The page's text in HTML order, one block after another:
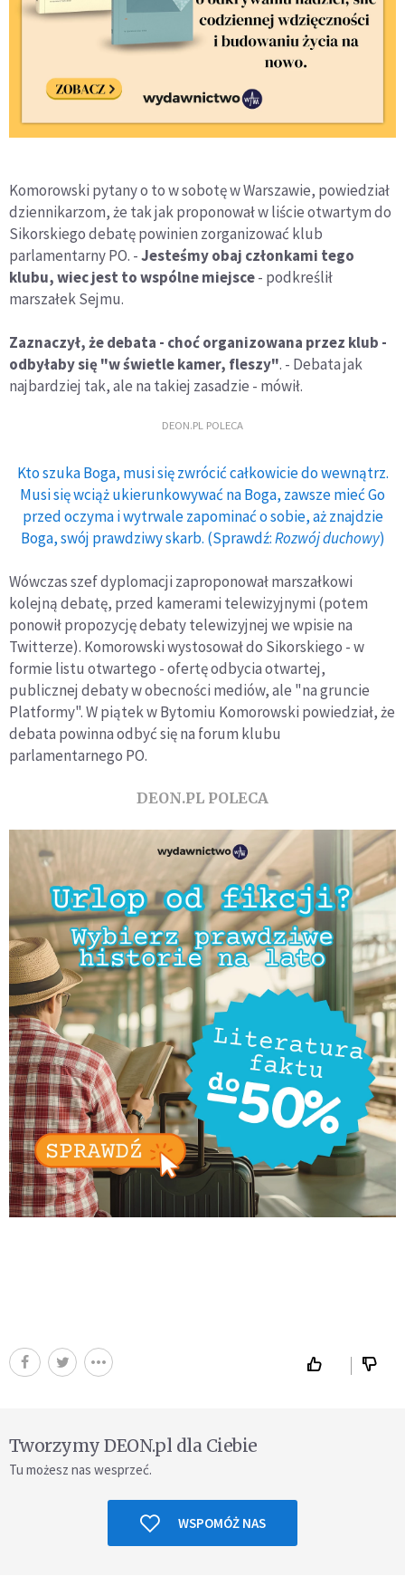
Komorowski pytany o to w sobotę w Warszawie, powiedział
dziennikarzom, że tak jak proponował w liście otwartym do
Sikorskiego debatę powinien zorganizować klub
parlamentarny PO. -Jesteśmy obaj członkami tego
klubu, wiec jest to wspólne miejsce- podkreślił
marszałek Sejmu.
Zaznaczył, że debata - choć organizowana przez klub -
odbyłaby się "w świetle kamer, fleszy". - Debata jak
najbardziej tak, ale na takiej zasadzie - mówił.
DEON.PL POLECA
Kto szuka Boga, musi się zwrócić całkowicie do wewnątrz.
Musi się wciąż ukierunkowywać na Boga, zawsze mieć Go
przed oczyma i wytrwale zapominać o sobie, aż znajdzie
Boga, swój prawdziwy skarb. (Sprawdź:Rozwój duchowy)
Wówczas szef dyplomacji zaproponował marszałkowi
kolejną debatę, przed kamerami telewizyjnymi (potem
ponowił propozycję debaty telewizyjnej we wpisie na
Twitterze). Komorowski wystosował do Sikorskiego - w
formie listu otwartego - ofertę odbycia otwartej,
publicznej debaty w obecności mediów, ale "na gruncie
Platformy". W piątek w Bytomiu Komorowski powiedział, że
debata powinna odbyć się na forum klubu
parlamentarnego PO.
DEON.PL POLECA
Tworzymy DEON.pl dla Ciebie
Tu możesz nas wesprzeć.
WSPOMÓŻ NAS